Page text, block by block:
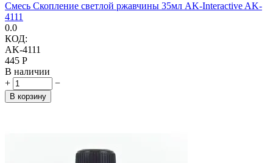
Смесь Скопление светлой ржавчины 35мл AK-Interactive AK-
4111
0.0
КОД:
AK-4111
‍445‍ Р
В наличии
+
−
В корзину